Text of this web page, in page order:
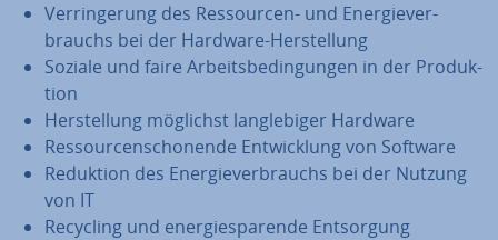
Ver­rin­ge­rung des Res­sour­cen- und En­er­gie­ver­
brauchs bei der Hardware-Her­stel­lung
Soziale und faire Ar­beits­be­din­gun­gen in der Pro­duk­
ti­on
Her­stel­lung möglichst lang­le­bi­ger Hardware
Res­sour­cen­scho­nen­de Ent­wick­lung von Software
Reduktion des En­er­gie­ver­brauchs bei der Nutzung
von IT
Recycling und en­er­gie­spa­ren­de Ent­sor­gung